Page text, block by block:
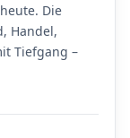
Die
Handel,
Tiefgang –